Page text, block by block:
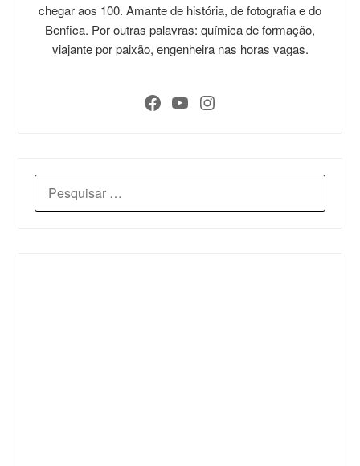
chegar aos 100. Amante de história, de fotografia e do
Benfica. Por outras palavras: química de formação,
viajante por paixão, engenheira nas horas vagas.